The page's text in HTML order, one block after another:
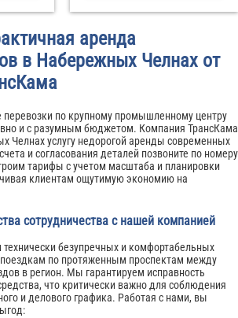
аренда
в Набережных Челнах от
перевозки по крупному промышленному центру
и с разумным бюджетом. Компания ТрансКама
Челнах услугу недорогой аренды современных
и согласования деталей позвоните по номеру
тарифы с учетом масштаба и планировки
клиентам ощутимую экономию на
сотрудничества с нашей компанией
безупречных и комфортабельных
по протяженным проспектам между
в регион. Мы гарантируем исправность
что критически важно для соблюдения
и делового графика. Работая с нами, вы